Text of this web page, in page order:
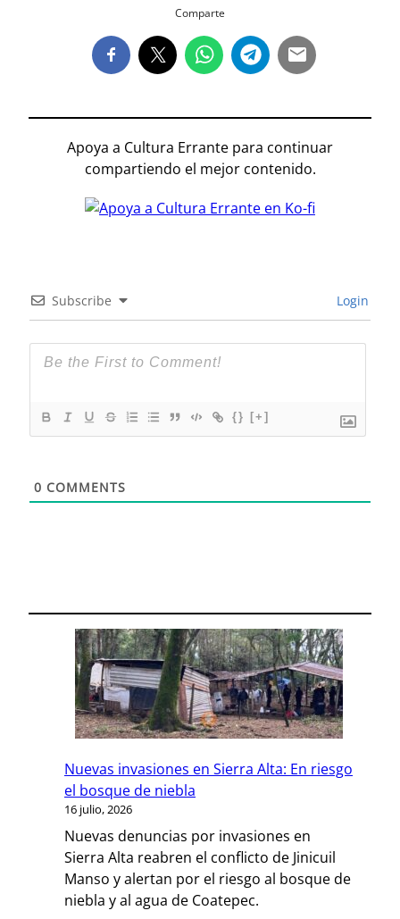
Comparte
Apoya a Cultura Errante para continuar
compartiendo el mejor contenido.
Subscribe Login
{} [+]
0 COMMENTS
Nuevas invasiones en Sierra Alta: En riesgo
el bosque de niebla
16 julio, 2026
Nuevas denuncias por invasiones en
Sierra Alta reabren el conflicto de Jinicuil
Manso y alertan por el riesgo al bosque de
niebla y al agua de Coatepec.